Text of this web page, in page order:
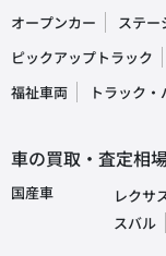
オープンカー
ステー
ピックアップトラック
福祉車両
トラック・
車の買取・査定相
国産車 レクサ
スバル